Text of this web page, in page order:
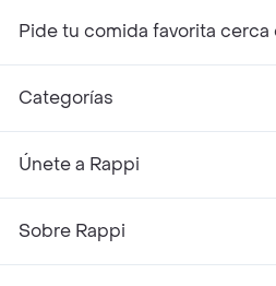
Pide tu comida favorita cerca
Categorías
Únete a Rappi
Sobre Rappi